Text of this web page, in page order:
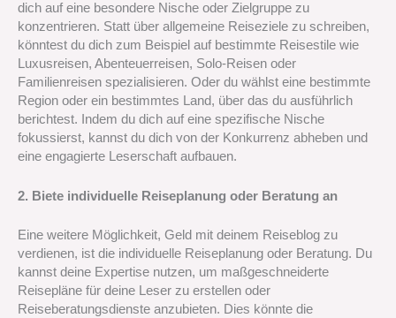
dich auf eine besondere Nische oder Zielgruppe zu
konzentrieren. Statt über allgemeine Reiseziele zu schreiben,
könntest du dich zum Beispiel auf bestimmte Reisestile wie
Luxusreisen, Abenteuerreisen, Solo-Reisen oder
Familienreisen spezialisieren. Oder du wählst eine bestimmte
Region oder ein bestimmtes Land, über das du ausführlich
berichtest. Indem du dich auf eine spezifische Nische
fokussierst, kannst du dich von der Konkurrenz abheben und
eine engagierte Leserschaft aufbauen.
2. Biete individuelle Reiseplanung oder Beratung an
Eine weitere Möglichkeit, Geld mit deinem Reiseblog zu
verdienen, ist die individuelle Reiseplanung oder Beratung. Du
kannst deine Expertise nutzen, um maßgeschneiderte
Reisepläne für deine Leser zu erstellen oder
Reiseberatungsdienste anzubieten. Dies könnte die